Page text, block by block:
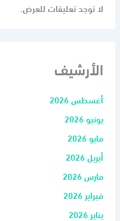
لا توجد تعليقات للعرض.
الأرشيف
أغسطس 2026
يونيو 2026
مايو 2026
أبريل 2026
مارس 2026
فبراير 2026
يناير 2026